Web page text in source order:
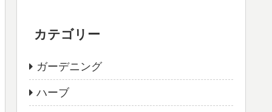
カテゴリー
ガーデニング
ハーブ